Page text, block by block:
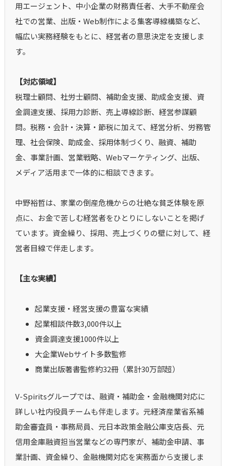
用エージェント、中小企業の財務責任者、大手不動産会
社での営業、出版・Web制作による集客導線構築など、
幅広い実務経験をもとに、経営者の意思決定を支援しま
す。
【対応領域】
税理士顧問、社労士顧問、補助金支援、助成金支援、資
金調達支援、採用力診断、売上導線診断、経営参謀顧
問。税務・会計・決算・節税に加えて、経営分析、労務管
理、社会保険、助成金、採用体制づくり、融資、補助
金、事業計画、営業戦略、Webマーケティング、出版、
メディア活用まで一体的に相談できます。
中野裕哲は、家業の倒産危機からの壮絶な貧乏体験を原
点に、お金で苦しむ経営者をひとりにしないことを掲げ
ています。資金繰り、採用、売上づくりの壁に対して、経
営者目線で伴走します。
【主な実績】
起業支援・経営支援の豊富な実績
起業相談件数3,000件以上
資金調達支援1000件以上
大企業Webサイト多数監修
商業出版著書監修約32冊（累計30万部超）
V-Spiritsグループでは、融資・補助金・金融機関対応に
詳しい社内役員チームも伴走します。元経済産業省系補
助金審査員・事務局員、元日本政策金融公庫支店長、元
信用金庫融資担当営業などの専門家が、補助金申請、事
業計画、資金繰り、金融機関対応を実務面から支援しま